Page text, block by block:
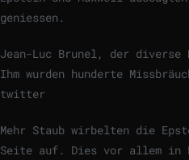
geniessen.
Jean-Luc Brunel, der diverse
Ihm wurden hunderte
twitter
Mehr Staub wirbelten die
Seite auf. Dies vor allem in